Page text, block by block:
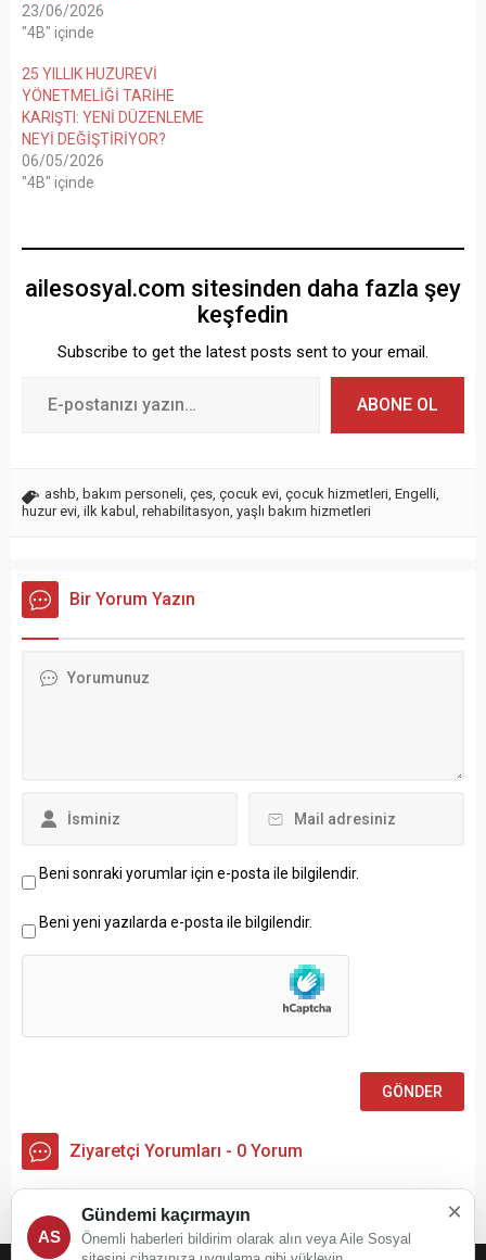
23/06/2026
"4B" içinde
25 YILLIK HUZUREVİ
YÖNETMELİĞİ TARİHE
KARIŞTI: YENİ DÜZENLEME
NEYİ DEĞİŞTİRİYOR?
06/05/2026
"4B" içinde
ailesosyal.com sitesinden daha fazla şey
keşfedin
Subscribe to get the latest posts sent to your email.
ABONE OL
ashb bakım personeli çes çocuk evi çocuk hizmetleri Engelli
huzur evi ilk kabul rehabilitasyon yaşlı bakım hizmetleri
Bir Yorum Yazın
Beni sonraki yorumlar için e-posta ile bilgilendir.
Beni yeni yazılarda e-posta ile bilgilendir.
Ziyaretçi Yorumları - 0 Yorum
Henüz yorum yapılmamış. ×
AS
Gündemi kaçırmayın
Önemli haberleri bildirim olarak alın veya Aile Sosyal